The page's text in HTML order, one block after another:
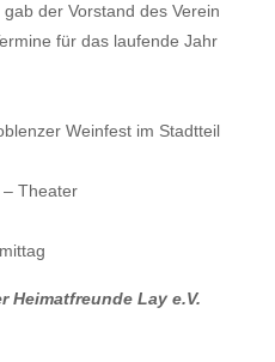
der Vorstand des Verein
für das laufende Jahr
Weinfest im Stadtteil
– Theater
Heimatfreunde Lay e.V.